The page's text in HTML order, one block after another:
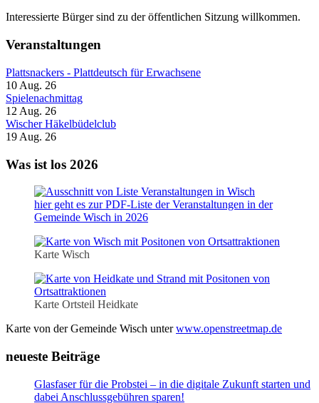
Interessierte Bürger sind zu der öffentlichen Sitzung willkommen.
Veranstaltungen
Plattsnackers - Plattdeutsch für Erwachsene
10 Aug. 26
Spielenachmittag
12 Aug. 26
Wischer Häkelbüdelclub
19 Aug. 26
Was ist los 2026
hier geht es zur PDF-Liste der Veranstaltungen in der
Gemeinde Wisch in 2026
Karte Wisch
Karte Ortsteil Heidkate
Karte von der Gemeinde Wisch unterwww.openstreetmap.de
neueste Beiträge
Glasfaser für die Probstei – in die digitale Zukunft starten und
dabei Anschlussgebühren sparen!